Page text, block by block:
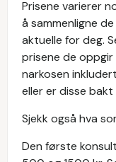
Prisene varierer
å sammenligne
aktuelle for deg.
prisene de
narkosen
eller er disse
Sjekk også hva
Den første